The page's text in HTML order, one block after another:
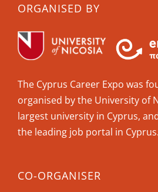
ORGANISED BY
The Cyprus Career Expo was
organised by the University of
largest university in Cyprus,
the leading job portal in Cyprus.
CO-ORGANISER